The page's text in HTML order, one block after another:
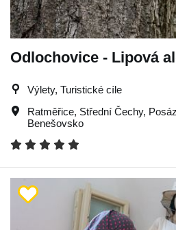
Odlochovice - Lipová
Výlety, Turistické cíle
Ratměřice, Střední Čechy,
Benešovsko